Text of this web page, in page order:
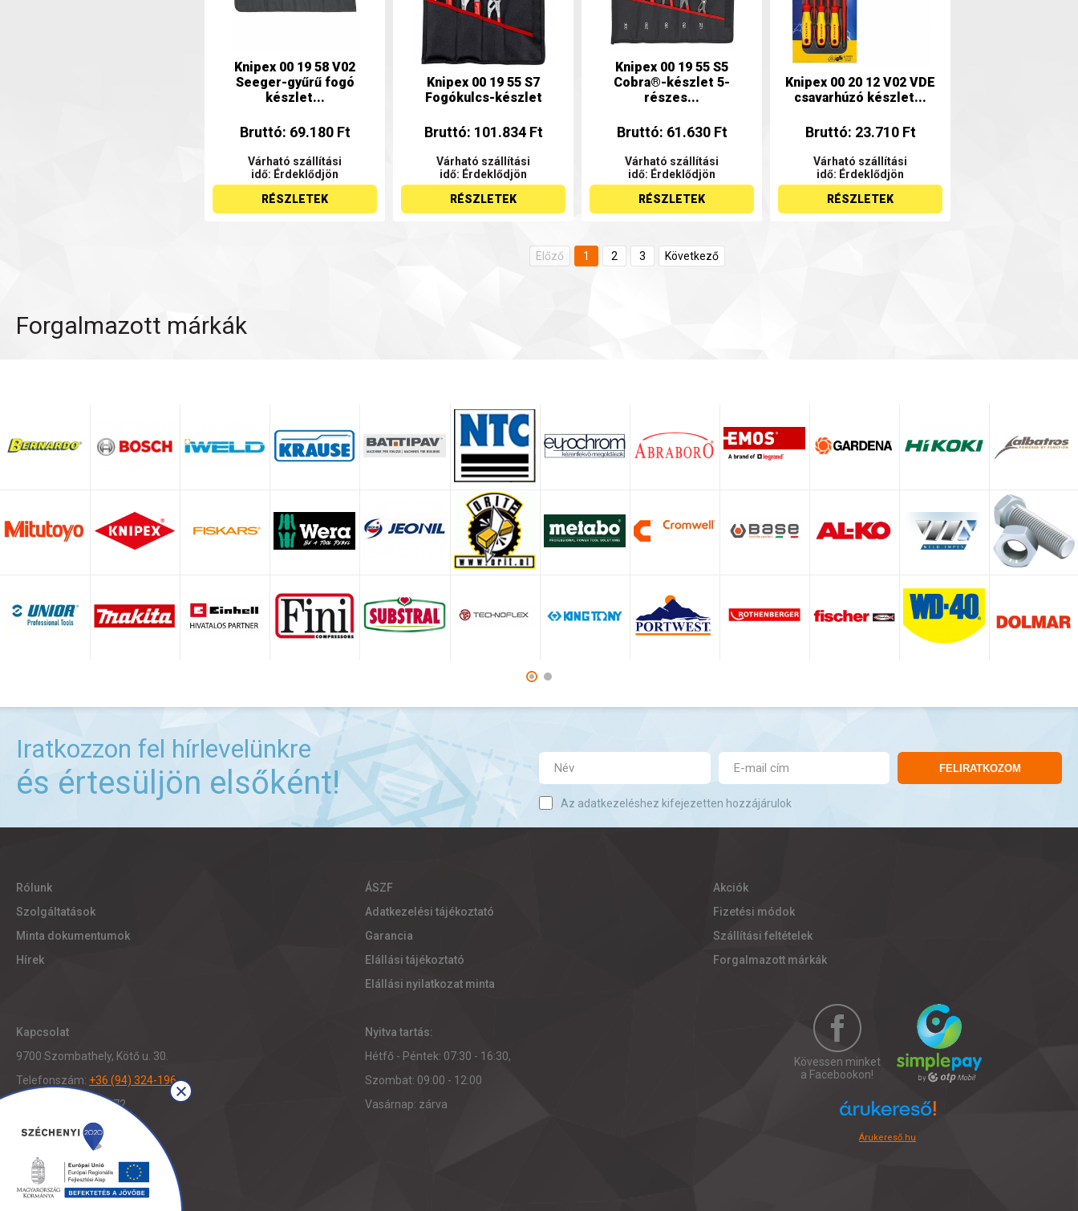
Knipex 00 19 58 V02
Seeger-gyűrű fogó
készlet...
Bruttó: 69.180 Ft
Várható szállítási
idő: Érdeklődjön
RÉSZLETEK
Knipex 00 19 55 S7
Fogókulcs-készlet
Bruttó: 101.834 Ft
Várható szállítási
idő: Érdeklődjön
RÉSZLETEK
Knipex 00 19 55 S5
Cobra®-készlet 5-
részes...
Bruttó: 61.630 Ft
Várható szállítási
idő: Érdeklődjön
RÉSZLETEK
Knipex 00 20 12 V02 VDE
csavarhúzó készlet...
Bruttó: 23.710 Ft
Várható szállítási
idő: Érdeklődjön
RÉSZLETEK
Előző 1 2 3 Következő
Forgalmazott márkák
Iratkozzon fel hírlevelünkre
és értesüljön elsőként! FELIRATKOZOM
Az adatkezeléshez kifejezetten hozzájárulok
Rólunk
Szolgáltatások
Minta dokumentumok
Hírek
ÁSZF
Adatkezelési tájékoztató
Garancia
Elállási tájékoztató
Elállási nyilatkozat minta
Akciók
Fizetési módok
Szállítási feltételek
Forgalmazott márkák
Kapcsolat
9700 Szombathely, Kötő u. 30.
Telefonszám: +36 (94) 324-196
Fax: +36 (94) 321-472
Nyitva tartás:
Hétfő - Péntek: 07:30 - 16:30,
Szombat: 09:00 - 12:00
Vasárnap: zárva
Kövessen minket
a Facebookon!
Árukereső.hu